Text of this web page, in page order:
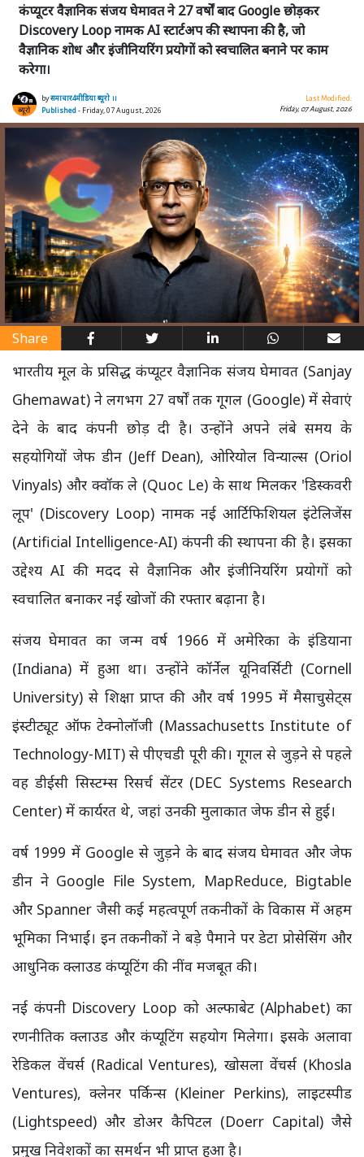
कंप्यूटर वैज्ञानिक संजय घेमावत ने 27 वर्षों बाद Google छोड़कर
Discovery Loop नामक AI स्टार्टअप की स्थापना की है, जो
वैज्ञानिक शोध और इंजीनियरिंग प्रयोगों को स्वचालित बनाने पर काम
करेगा।
byसमाचार4मीडिया ब्यूरो ।।
Published- Friday, 07 August, 2026
Last Modified:
Friday, 07 August, 2026
Share
भारतीय मूल के प्रसिद्ध कंप्यूटर वैज्ञानिक संजय घेमावत (Sanjay
Ghemawat) ने लगभग 27 वर्षों तक गूगल (Google) में सेवाएं
देने के बाद कंपनी छोड़ दी है। उन्होंने अपने लंबे समय के
सहयोगियों जेफ डीन (Jeff Dean), ओरियोल विन्याल्स (Oriol
Vinyals) और क्वॉक ले (Quoc Le) के साथ मिलकर 'डिस्कवरी
लूप' (Discovery Loop) नामक नई आर्टिफिशियल इंटेलिजेंस
(Artificial Intelligence-AI) कंपनी की स्थापना की है। इसका
उद्देश्य AI की मदद से वैज्ञानिक और इंजीनियरिंग प्रयोगों को
स्वचालित बनाकर नई खोजों की रफ्तार बढ़ाना है।
संजय घेमावत का जन्म वर्ष 1966 में अमेरिका के इंडियाना
(Indiana) में हुआ था। उन्होंने कॉर्नेल यूनिवर्सिटी (Cornell
University) से शिक्षा प्राप्त की और वर्ष 1995 में मैसाचुसेट्स
इंस्टीट्यूट ऑफ टेक्नोलॉजी (Massachusetts Institute of
Technology-MIT) से पीएचडी पूरी की। गूगल से जुड़ने से पहले
वह डीईसी सिस्टम्स रिसर्च सेंटर (DEC Systems Research
Center) में कार्यरत थे, जहां उनकी मुलाकात जेफ डीन से हुई।
वर्ष 1999 में Google से जुड़ने के बाद संजय घेमावत और जेफ
डीन ने Google File System, MapReduce, Bigtable
और Spanner जैसी कई महत्वपूर्ण तकनीकों के विकास में अहम
भूमिका निभाई। इन तकनीकों ने बड़े पैमाने पर डेटा प्रोसेसिंग और
आधुनिक क्लाउड कंप्यूटिंग की नींव मजबूत की।
नई कंपनी Discovery Loop को अल्फाबेट (Alphabet) का
रणनीतिक क्लाउड और कंप्यूटिंग सहयोग मिलेगा। इसके अलावा
रेडिकल वेंचर्स (Radical Ventures), खोसला वेंचर्स (Khosla
Ventures), क्लेनर पर्किन्स (Kleiner Perkins), लाइटस्पीड
(Lightspeed) और डोअर कैपिटल (Doerr Capital) जैसे
प्रमुख निवेशकों का समर्थन भी प्राप्त हुआ है।